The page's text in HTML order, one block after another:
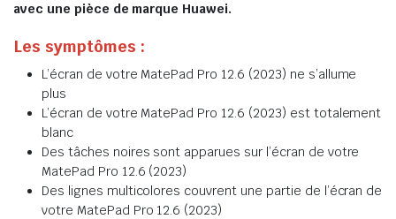
avec une pièce de marque Huawei.
Les symptômes :
L’écran de votre MatePad Pro 12.6 (2023) ne s’allume
plus
L’écran de votre MatePad Pro 12.6 (2023) est totalement
blanc
Des tâches noires sont apparues sur l’écran de votre
MatePad Pro 12.6 (2023)
Des lignes multicolores couvrent une partie de l’écran de
votre MatePad Pro 12.6 (2023)